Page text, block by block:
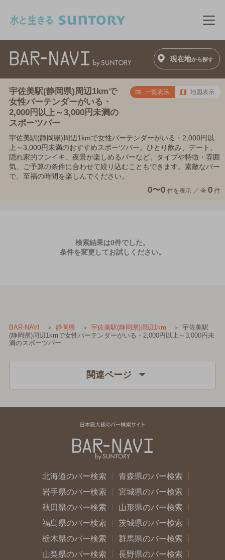
メ
現在地から探す
宇佐美駅(静岡県)周辺1kmで
女性バーテンダーがいる・
2,000円以上～3,000円未満の
スポーツバー
一覧表示 地図表示
宇佐美駅(静岡県)周辺1kmで女性バーテンダーがいる・2,000円以
上～3,000円未満のおすすめスポーツバー。ひとり飲み、デート、
隠れ家的フンイキ、夜景が楽しめるバーなど、タイプや特徴・雰囲
気、ご予算の条件に合わせて絞り込むこともできます。素敵なバー
で、至福の時間を楽しんでください。
0〜0 件を表示 ／ 全 0 件
検索結果は0件でした。
条件を変更してお試しください。
BAR-NAVI 静岡県 宇佐美駅(静岡県)周辺1km
宇佐美駅
(静岡県)周辺1kmで女性バーテンダーがいる・2,000円以上～3,000円未
満のスポーツバー
関連ページ
北海道のバー検索
青森県のバー検索
岩手県のバー検索
宮城県のバー検索
秋田県のバー検索
山形県のバー検索
福島県のバー検索
茨城県のバー検索
栃木県のバー検索
群馬県のバー検索
山梨県のバー検索
長野県のバー検索